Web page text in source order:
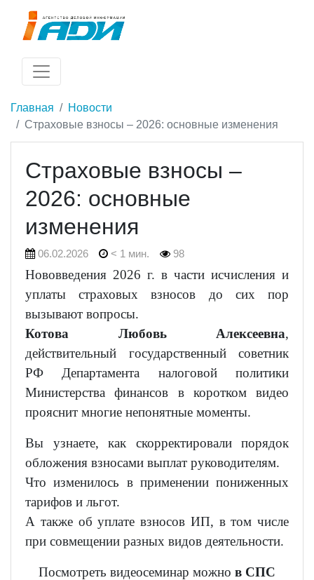
Главная
Новости
Страховые взносы – 2026: основные изменения
Страховые взносы –
2026: основные
изменения
06.02.2026 < 1 мин. 98
Нововведения 2026 г. в части исчисления и
уплаты страховых взносов до сих пор
вызывают вопросы.
Котова Любовь Алексеевна,
действительный государственный советник
РФ Департамента налоговой политики
Министерства финансов в коротком видео
прояснит многие непонятные моменты.
Вы узнаете, как скорректировали порядок
обложения взносами выплат руководителям.
Что изменилось в применении пониженных
тарифов и льгот.
А также об уплате взносов ИП, в том числе
при совмещении разных видов деятельности.
Посмотреть видеосеминар можно в СПС